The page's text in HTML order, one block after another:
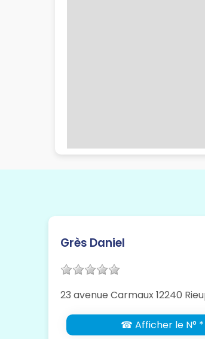
Grès Daniel
23 avenue Carmaux 12240
☎ Afficher le N° *